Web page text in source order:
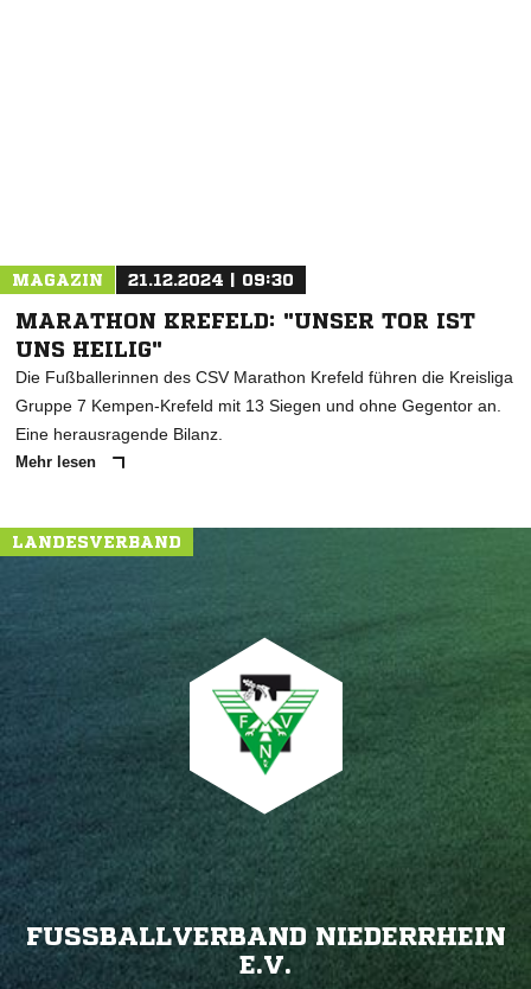
MAGAZIN 21.12.2024 | 09:30
MARATHON KREFELD: "UNSER TOR IST
UNS HEILIG"
Die Fußballerinnen des CSV Marathon Krefeld führen die Kreisliga
Gruppe 7 Kempen-Krefeld mit 13 Siegen und ohne Gegentor an.
Eine herausragende Bilanz.
Mehr lesen
LANDESVERBAND
FUSSBALLVERBAND NIEDERRHEIN E
.V.